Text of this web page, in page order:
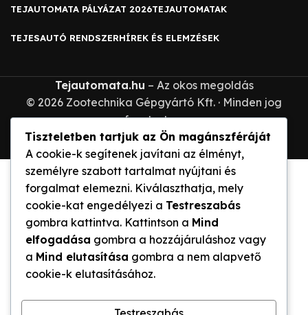
TEJAUTOMATA PÁLYÁZAT 2026TEJAUTOMATAK
TEJESAUTÓ RENDSZERHÍREK ÉS ELEMZÉSEK
Tejautomata.hu – Az okos megoldás
© 2026 Zootechnika Gépgyártó Kft. · Minden jog
fenntartva.
Tiszteletben tartjuk az Ön magánszféráját
A cookie-k segítenek javítani az élményt,
személyre szabott tartalmat nyújtani és
forgalmat elemezni. Kiválaszthatja, mely
cookie-kat engedélyezi a Testreszabás
gombra kattintva. Kattintson a Mind
elfogadása gombra a hozzájáruláshoz vagy
a Mind elutasítása gombra a nem alapvető
cookie-k elutasításához.